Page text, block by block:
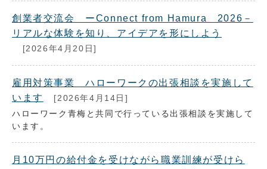
創業者交流会 ーConnect from Hamura 2026－
リアルな体験を知り、アイデアを形にしよう
[2026年4月20日]
雇用対策事業 ハローワークの出張相談を実施して
います
[2026年4月14日]
ハローワーク青梅と共同で行っている出張相談を実施して
います。
月10万円の給付金を受けながら職業訓練が受けら